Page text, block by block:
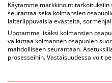
Käytämme
seurantaa sekä kolmansien
laiteriippuvaisia evästeitä,
Upotamme lisäksi kolmansien
vaikuttaa kolmannen osapuolen
mahdolliseen seurantaan.
prosesseihin. Vastaisuudessa voit